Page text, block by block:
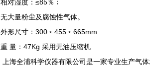
相对湿度：≤85％﹔
无大量粉尘及腐蚀性气体。
外形尺寸：300﹡455﹡665mm
重 量：47Kg 采用无油压缩机
上海全浦科学仪器有限公司是一家专业生产气